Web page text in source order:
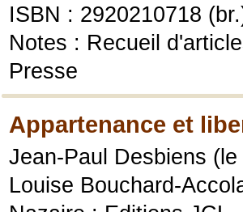
ISBN : 2920210718
Notes : Recueil
Presse
Appartenance et
Jean-Paul Desbiens
Louise Bouchard-